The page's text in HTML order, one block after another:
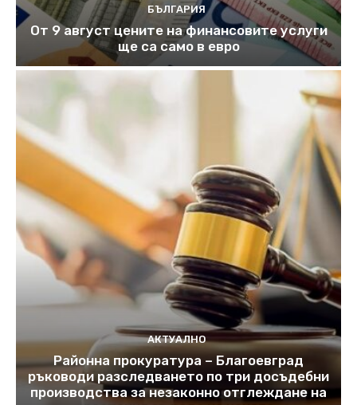
БЪЛГАРИЯ
От 9 август цените на финансовите услуги
ще са само в евро
АКТУАЛНО
Районна прокуратура – Благоевград
ръководи разследването по три досъдебни
производства за незаконно отглеждане на